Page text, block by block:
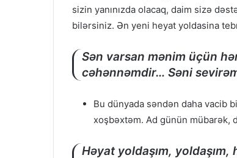
sizin yanınızda olacaq, daim sizə
bilərsiniz. Ən yeni heyat yoldasina
Sən varsan mənim üçün
cəhənnəmdir… Səni
Bu dünyada səndən daha vacib
xoşbəxtəm. Ad günün mübarək,
Həyat yoldaşım,